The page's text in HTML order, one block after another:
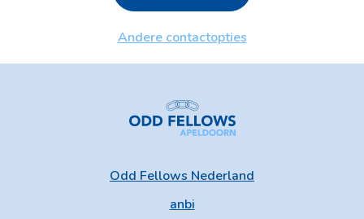
Andere contactopties
Odd Fellows Nederland
anbi